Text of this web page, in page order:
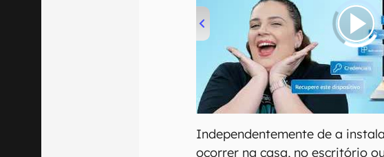
00:00/04:52
Independentemente de a
ocorrer na casa, no escritório